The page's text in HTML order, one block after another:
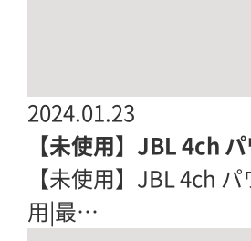
2024.01.23
【未使用】JBL 4ch
【未使用】JBL 4ch
用|最…